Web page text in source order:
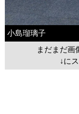
小島瑠璃子
まだまだ画
↓に